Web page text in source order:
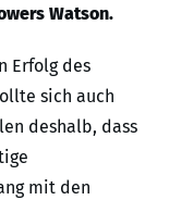
Watson.
Erfolg des
sich auch
deshalb, dass
mit den